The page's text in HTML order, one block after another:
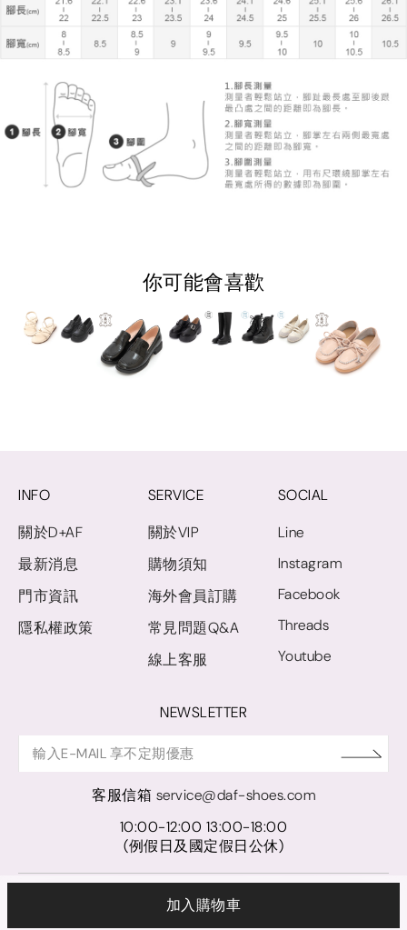
加入購物車
你可能會喜歡
INFO
關於D+AF
最新消息
門市資訊
隱私權政策
SERVICE
關於VIP
購物須知
海外會員訂購
常見問題Q&A
線上客服
SOCIAL
Line
Instagram
Facebook
Threads
Youtube
NEWSLETTER
客服信箱 service@daf-shoes.com
10:00-12:00 13:00-18:00
(例假日及國定假日公休)
© D+AF. 2024 晨希時尚股份有限公司｜統一編號 27921248